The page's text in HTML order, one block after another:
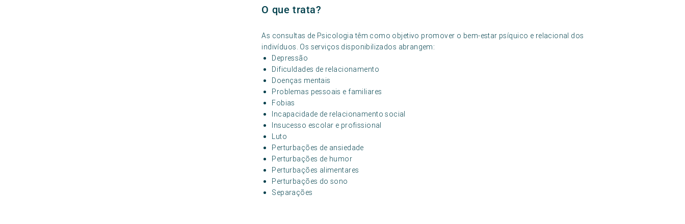
O que trata?
As consultas de Psicologia têm como objetivo promover o bem-estar psíquico e relacional dos
indivíduos. Os serviços disponibilizados abrangem:
Depressão
Dificuldades de relacionamento
Doenças mentais
Problemas pessoais e familiares
Fobias
Incapacidade de relacionamento social
Insucesso escolar e profissional
Luto
Perturbações de ansiedade
Perturbações de humor
Perturbações alimentares
Perturbações do sono
Separações